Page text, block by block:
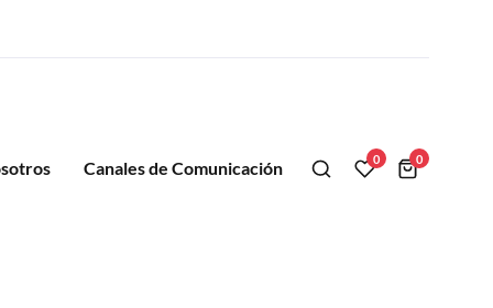
Canales de Comunicación 0 0